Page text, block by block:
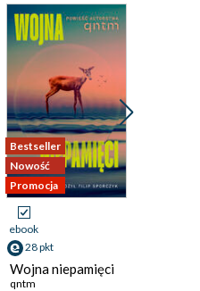
Bestseller
Nowość
Promocja
ebook
28 pkt
Wojna niepamięci
qntm